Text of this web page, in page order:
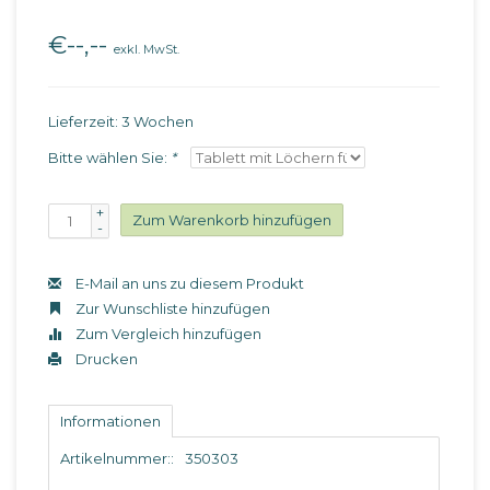
€--,-- exkl. MwSt.
Lieferzeit: 3 Wochen
Bitte wählen Sie: *
+
-
Zum Warenkorb hinzufügen
E-Mail an uns zu diesem Produkt
Zur Wunschliste hinzufügen
Zum Vergleich hinzufügen
Drucken
Informationen
Artikelnummer:: 350303